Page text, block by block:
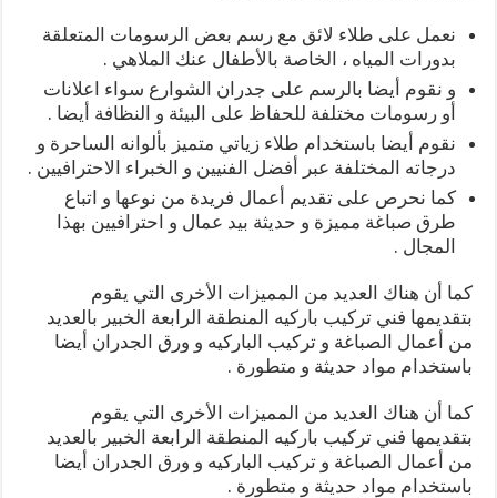
نعمل على طلاء لائق مع رسم بعض الرسومات المتعلقة
بدورات المياه ، الخاصة بالأطفال عنك الملاهي .
و نقوم أيضا بالرسم على جدران الشوارع سواء اعلانات
أو رسومات مختلفة للحفاظ على البيئة و النظافة أيضا .
نقوم أيضا باستخدام طلاء زياتي متميز بألوانه الساحرة و
درجاته المختلفة عبر أفضل الفنيين و الخبراء الاحترافيين .
كما نحرص على تقديم أعمال فريدة من نوعها و اتباع
طرق صباغة مميزة و حديثة بيد عمال و احترافيين بهذا
المجال .
كما أن هناك العديد من المميزات الأخرى التي يقوم
بتقديمها فني تركيب باركيه المنطقة الرابعة الخبير بالعديد
من أعمال الصباغة و تركيب الباركيه و ورق الجدران أيضا
باستخدام مواد حديثة و متطورة .
كما أن هناك العديد من المميزات الأخرى التي يقوم
بتقديمها فني تركيب باركيه المنطقة الرابعة الخبير بالعديد
من أعمال الصباغة و تركيب الباركيه و ورق الجدران أيضا
باستخدام مواد حديثة و متطورة .